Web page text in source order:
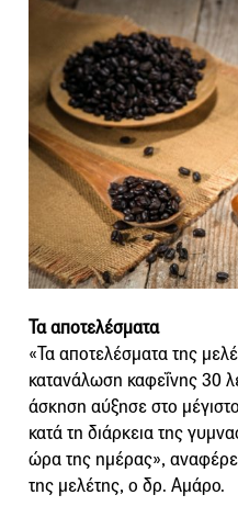
Τα αποτελέσματα
«Τα αποτελέσματα της
κατανάλωση καφεΐνης 30
άσκηση αύξησε στο
κατά τη διάρκεια της
ώρα της ημέρας»,
της μελέτης, ο δρ. Αμάρο.